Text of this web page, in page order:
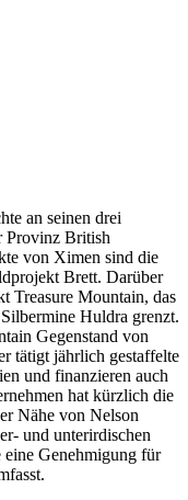
an seinen drei
Provinz British
von Ximen sind die
Brett. Darüber
Treasure Mountain, das
Huldra grenzt.
Gegenstand von
tätigt jährlich gestaffelte
und finanzieren auch
hat kürzlich die
Nähe von Nelson
und unterirdischen
eine Genehmigung für